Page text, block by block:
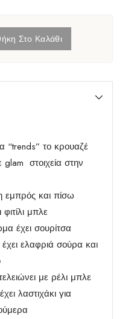
Στο Καλάθι
“trends” το κρουαζέ
στοιχεία στην
εμπρός και πίσω
μπλε
έχει σουρίτσα
ελαφριά σούρα και
με ρέλι μπλε
λαστιχάκι για